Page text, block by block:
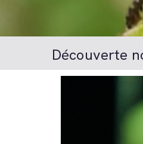
Découverte